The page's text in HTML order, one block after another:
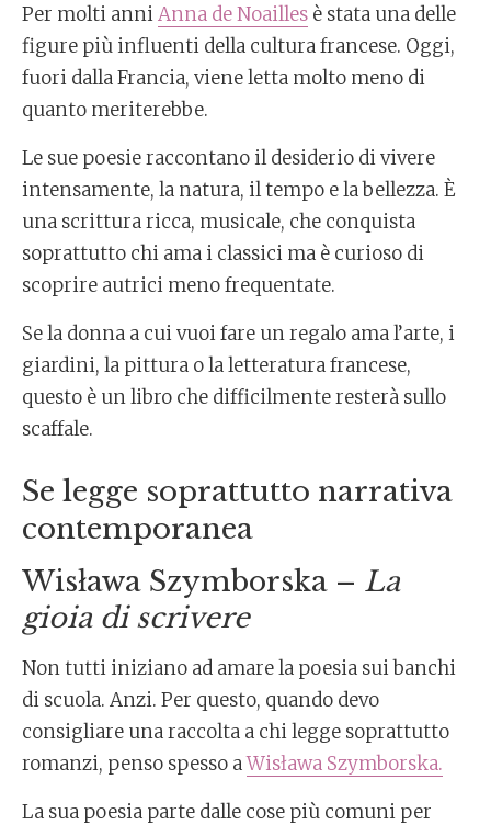
Per molti anniAnna de Noailles è stata una delle
figure più influenti della cultura francese. Oggi,
fuori dalla Francia, viene letta molto meno di
quanto meriterebbe.
Le sue poesie raccontano il desiderio di vivere
intensamente, la natura, il tempo e la bellezza. È
una scrittura ricca, musicale, che conquista
soprattutto chi ama i classici ma è curioso di
scoprire autrici meno frequentate.
Se la donna a cui vuoi fare un regalo ama l’arte, i
giardini, la pittura o la letteratura francese,
questo è un libro che difficilmente resterà sullo
scaffale.
Se legge soprattutto narrativa
contemporanea
Wisława Szymborska – La
gioia di scrivere
Non tutti iniziano ad amare la poesia sui banchi
di scuola. Anzi. Per questo, quando devo
consigliare una raccolta a chi legge soprattutto
romanzi, penso spesso aWisława Szymborska.
La sua poesia parte dalle cose più comuni per